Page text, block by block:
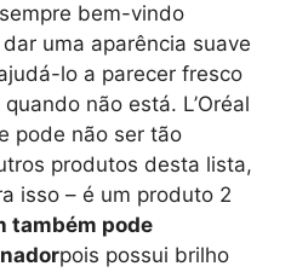
bem-vindo
uma aparência suave
lo a parecer fresco
não está. L’Oréal
pode não ser tão
produtos desta lista,
isso – é um produto 2
também pode
pois possui brilho